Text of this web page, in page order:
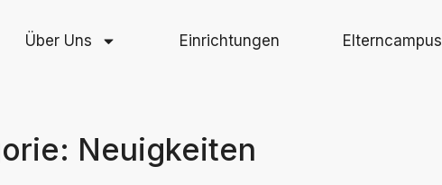
Über Uns Einrichtungen Elterncampus
Neuigkeiten